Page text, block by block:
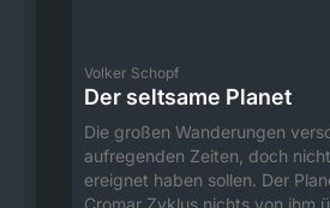
Volker Schopf
Der seltsame Planet
Die großen Wanderungen
aufregenden Zeiten, doch
ereignet haben sollen. Der
Cromar Zyklus nichts von ihm